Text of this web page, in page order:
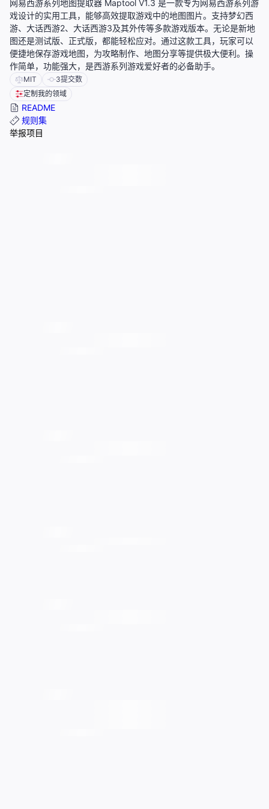
网易西游系列地图提取器 Maptool V1.3 是一款专为网易西游系列游
戏设计的实用工具，能够高效提取游戏中的地图图片。支持梦幻西
游、大话西游2、大话西游3及其外传等多款游戏版本。无论是新地
图还是测试版、正式版，都能轻松应对。通过这款工具，玩家可以
便捷地保存游戏地图，为攻略制作、地图分享等提供极大便利。操
作简单，功能强大，是西游系列游戏爱好者的必备助手。
MIT 3提交数
定制我的领域
README
规则集
举报项目